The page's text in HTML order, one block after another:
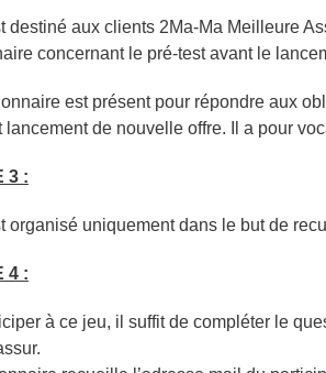
destiné aux clients 2Ma-Ma Meilleure
concernant le pré-test avant le
est présent pour répondre aux
lancement de nouvelle offre. Il a pour
3 :
organisé uniquement dans le but de
4 :
à ce jeu, il suffit de compléter le